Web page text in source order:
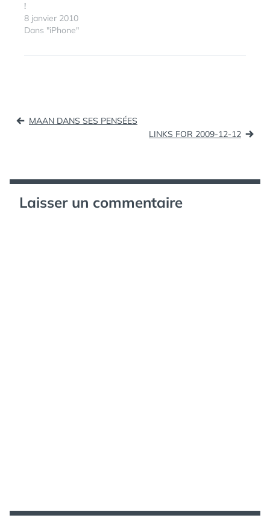
!
8 janvier 2010
Dans "iPhone"
Navigation
MAAN DANS SES PENSÉES
LINKS FOR 2009-12-12
Laisser un commentaire